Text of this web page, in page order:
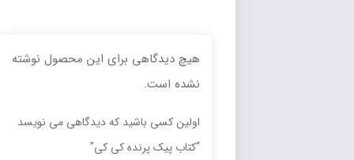
هیچ دیدگاهی برای این محصول نوشته
نشده است.
اولین کسی باشید که دیدگاهی می نویسد
“کتاب پیک پرنده کی کی”